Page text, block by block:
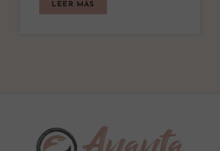
LEER MÁS